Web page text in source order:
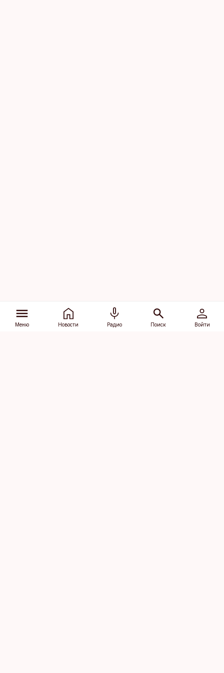
Меню Новости Радио Поиск Войти